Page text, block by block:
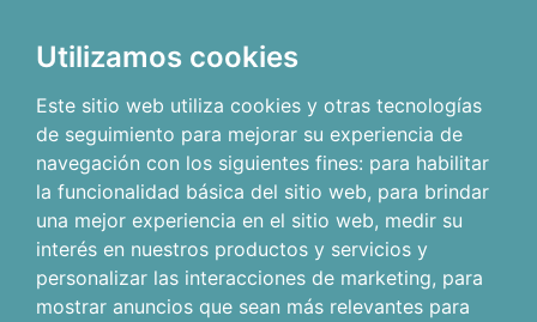
Utilizamos cookies
Este sitio web utiliza cookies y otras tecnologías
de seguimiento para mejorar su experiencia de
navegación con los siguientes fines: para habilitar
la funcionalidad básica del sitio web, para brindar
una mejor experiencia en el sitio web, medir su
interés en nuestros productos y servicios y
personalizar las interacciones de marketing, para
mostrar anuncios que sean más relevantes para